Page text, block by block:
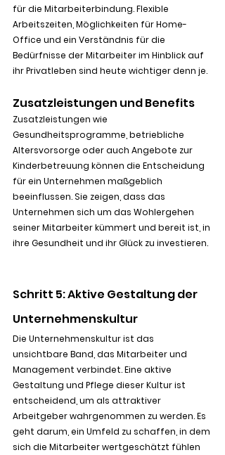
für die Mitarbeiterbindung. Flexible
Arbeitszeiten, Möglichkeiten für Home-
Office und ein Verständnis für die
Bedürfnisse der Mitarbeiter im Hinblick auf
ihr Privatleben sind heute wichtiger denn je.
Zusatzleistungen und Benefits
Zusatzleistungen wie
Gesundheitsprogramme, betriebliche
Altersvorsorge oder auch Angebote zur
Kinderbetreuung können die Entscheidung
für ein Unternehmen maßgeblich
beeinflussen. Sie zeigen, dass das
Unternehmen sich um das Wohlergehen
seiner Mitarbeiter kümmert und bereit ist, in
ihre Gesundheit und ihr Glück zu investieren.
Schritt 5: Aktive Gestaltung der
Unternehmenskultur
Die Unternehmenskultur ist das
unsichtbare Band, das Mitarbeiter und
Management verbindet. Eine aktive
Gestaltung und Pflege dieser Kultur ist
entscheidend, um als attraktiver
Arbeitgeber wahrgenommen zu werden. Es
geht darum, ein Umfeld zu schaffen, in dem
sich die Mitarbeiter wertgeschätzt fühlen